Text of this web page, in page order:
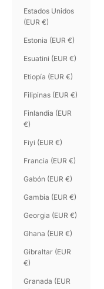
Estados Unidos
(EUR €)
Estonia (EUR €)
Esuatini (EUR €)
Etiopía (EUR €)
Filipinas (EUR €)
Finlandia (EUR
€)
Fiyi (EUR €)
Francia (EUR €)
Gabón (EUR €)
Gambia (EUR €)
Georgia (EUR €)
Ghana (EUR €)
Gibraltar (EUR
€)
Granada (EUR